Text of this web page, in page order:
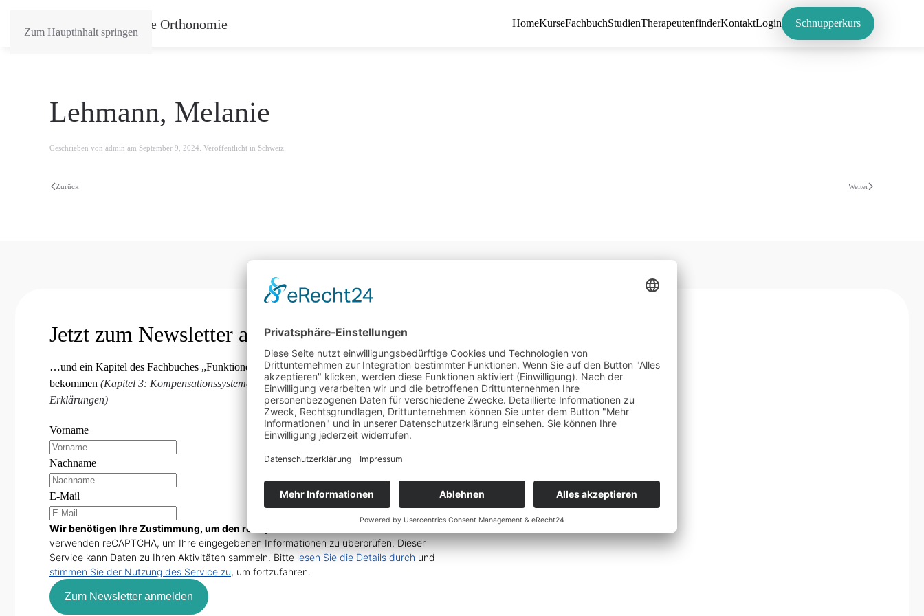
Zum Hauptinhalt springen
HomeKurseFachbuchStudienTherapeutenfinderKontaktLogin Schnupperkurs
Lehmann, Melanie
Geschrieben von admin am September 9, 2024 . Veröffentlicht in Schweiz
Zurück Weiter
Jetzt zum Newsletter anmelden
…und ein Kapitel des Fachbuches „Funktionelle Orthonmie und Integration“ geschenkt
bekommen (Kapitel 3: Kompensationssysteme und Blockierungsketten inkl. Schemata und
Erklärungen)
Vorname
Nachname
E-Mail
Wir benötigen Ihre Zustimmung, um den reCaptcha v3-Service zu laden!
verwenden reCAPTCHA, um Ihre eingegebenen Informationen zu überprüfen. Dieser
Service kann Daten zu Ihren Aktivitäten sammeln. Bitte lesen Sie die Details durch und
stimmen Sie der Nutzung des Service zu, um fortzufahren.
Zum Newsletter anmelden